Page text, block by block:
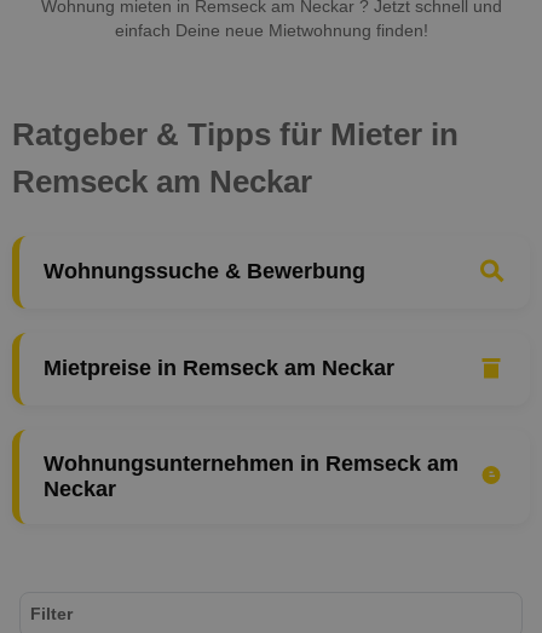
Wohnung mieten in Remseck am Neckar ? Jetzt schnell und
einfach Deine neue Mietwohnung finden!
Ratgeber & Tipps für Mieter in
Remseck am Neckar
Wohnungssuche & Bewerbung
Mietpreise in Remseck am Neckar
Wohnungsunternehmen in Remseck am
Neckar
Filter